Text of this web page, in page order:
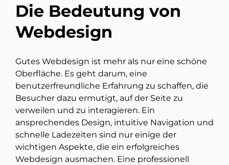
Die Bedeutung von
Webdesign
Gutes Webdesign ist mehr als nur eine schöne
Oberfläche. Es geht darum, eine
benutzerfreundliche Erfahrung zu schaffen, die
Besucher dazu ermutigt, auf der Seite zu
verweilen und zu interagieren. Ein
ansprechendes Design, intuitive Navigation und
schnelle Ladezeiten sind nur einige der
wichtigen Aspekte, die ein erfolgreiches
Webdesign ausmachen. Eine professionell